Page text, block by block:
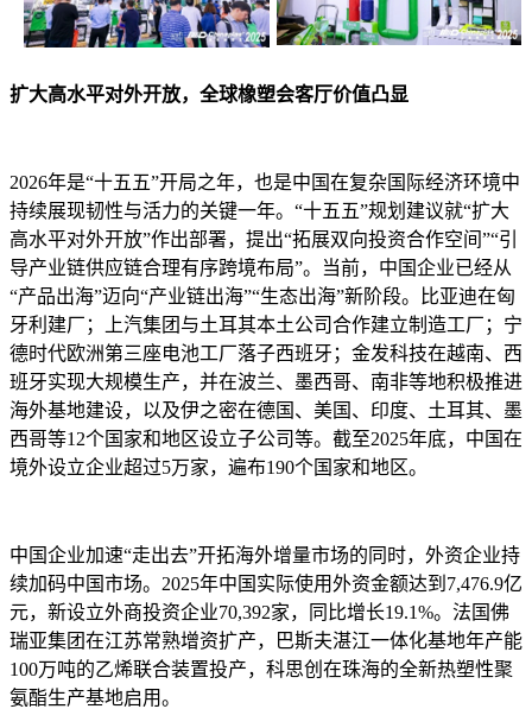
扩大高水平对外开放，全球橡塑会客厅价值凸显
2026年是“十五五”开局之年，也是中国在复杂国际经济环境中
持续展现韧性与活力的关键一年。“十五五”规划建议就“扩大
高水平对外开放”作出部署，提出“拓展双向投资合作空间”“引
导产业链供应链合理有序跨境布局”。当前，中国企业已经从
“产品出海”迈向“产业链出海”“生态出海”新阶段。比亚迪在匈
牙利建厂；上汽集团与土耳其本土公司合作建立制造工厂；宁
德时代欧洲第三座电池工厂落子西班牙；金发科技在越南、西
班牙实现大规模生产，并在波兰、墨西哥、南非等地积极推进
海外基地建设，以及伊之密在德国、美国、印度、土耳其、墨
西哥等12个国家和地区设立子公司等。截至2025年底，中国在
境外设立企业超过5万家，遍布190个国家和地区。
中国企业加速“走出去”开拓海外增量市场的同时，外资企业持
续加码中国市场。2025年中国实际使用外资金额达到7,476.9亿
元，新设立外商投资企业70,392家，同比增长19.1%。法国佛
瑞亚集团在江苏常熟增资扩产，巴斯夫湛江一体化基地年产能
100万吨的乙烯联合装置投产，科思创在珠海的全新热塑性聚
氨酯生产基地启用。